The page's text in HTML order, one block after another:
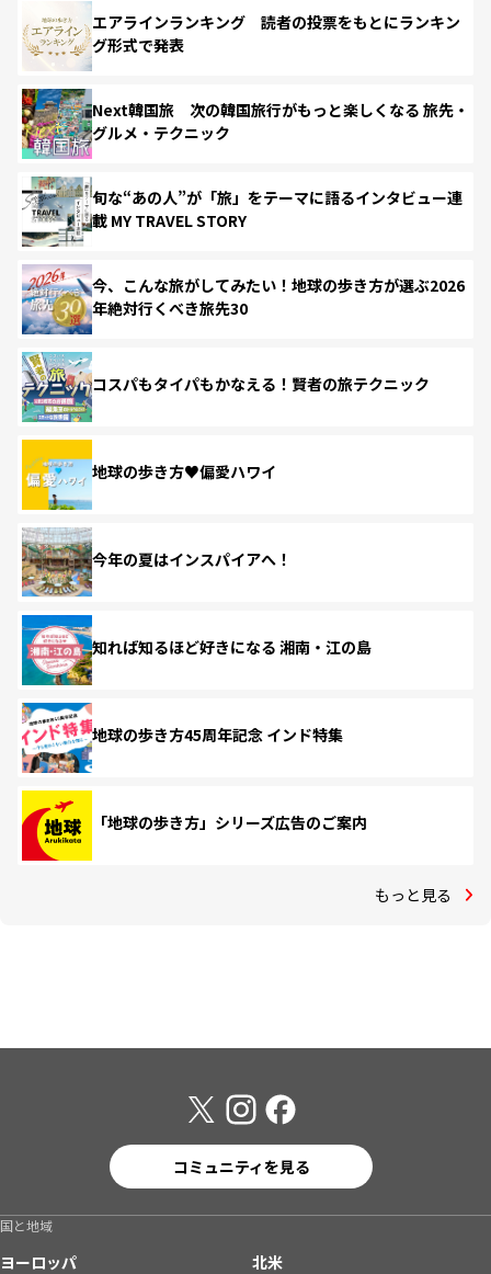
エアラインランキング 読者の投票をもとにランキン
グ形式で発表
Next韓国旅 次の韓国旅行がもっと楽しくなる 旅先・
グルメ・テクニック
旬な“あの人”が「旅」をテーマに語るインタビュー連
載 MY TRAVEL STORY
今、こんな旅がしてみたい！地球の歩き方が選ぶ2026
年絶対行くべき旅先30
コスパもタイパもかなえる！賢者の旅テクニック
地球の歩き方♥偏愛ハワイ
今年の夏はインスパイアへ！
知れば知るほど好きになる 湘南・江の島
地球の歩き方45周年記念 インド特集
「地球の歩き方」シリーズ広告のご案内
もっと見る
コミュニティを見る
国と地域
ヨーロッパ
北米